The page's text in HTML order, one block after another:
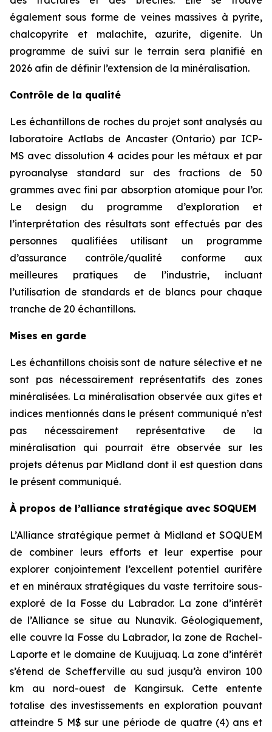
également sous forme de veines massives à pyrite,
chalcopyrite et malachite, azurite, digenite. Un
programme de suivi sur le terrain sera planifié en
2026 afin de définir l’extension de la minéralisation.
Contrôle de la qualité
Les échantillons de roches du projet sont analysés au
laboratoire Actlabs de Ancaster (Ontario) par ICP-
MS avec dissolution 4 acides pour les métaux et par
pyroanalyse standard sur des fractions de 50
grammes avec fini par absorption atomique pour l’or.
Le design du programme d’exploration et
l’interprétation des résultats sont effectués par des
personnes qualifiées utilisant un programme
d’assurance contrôle/qualité conforme aux
meilleures pratiques de l’industrie, incluant
l’utilisation de standards et de blancs pour chaque
tranche de 20 échantillons.
Mises en garde
Les échantillons choisis sont de nature sélective et ne
sont pas nécessairement représentatifs des zones
minéralisées. La minéralisation observée aux gîtes et
indices mentionnés dans le présent communiqué n’est
pas nécessairement représentative de la
minéralisation qui pourrait être observée sur les
projets détenus par Midland dont il est question dans
le présent communiqué.
À propos de l’alliance stratégique avec SOQUEM
L’Alliance stratégique permet à Midland et SOQUEM
de combiner leurs efforts et leur expertise pour
explorer conjointement l’excellent potentiel aurifère
et en minéraux stratégiques du vaste territoire sous-
exploré de la Fosse du Labrador. La zone d’intérêt
de l’Alliance se situe au Nunavik. Géologiquement,
elle couvre la Fosse du Labrador, la zone de Rachel-
Laporte et le domaine de Kuujjuaq. La zone d’intérêt
s’étend de Schefferville au sud jusqu’à environ 100
km au nord-ouest de Kangirsuk. Cette entente
totalise des investissements en exploration pouvant
atteindre 5 M$ sur une période de quatre (4) ans et